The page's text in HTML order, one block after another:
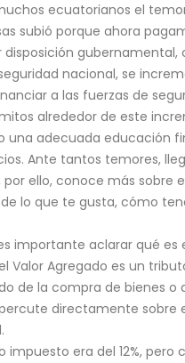
ecuatorianos el
subió porque ahora
disposición gubernamental,
nacional, se
a las fuerzas de
alrededor de este
una adecuada educación
Ante tantos temores,
ello, conoce más sobre
lo que te gusta, cómo
importante aclarar qué es
Valor Agregado es un
de la compra de bienes o
directamente sobre
impuesto era del 12%, pero